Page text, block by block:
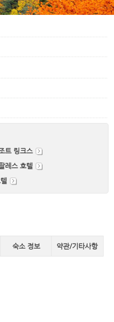
트 링크스
레스 호텔
숙소 정보 약관/기타사항